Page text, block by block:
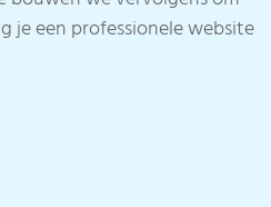
je een professionele website